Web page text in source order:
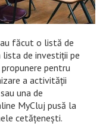
au făcut o listă de
de investiții pe
pentru
a activității
una de
MyCluj pusă la
cetățenești.